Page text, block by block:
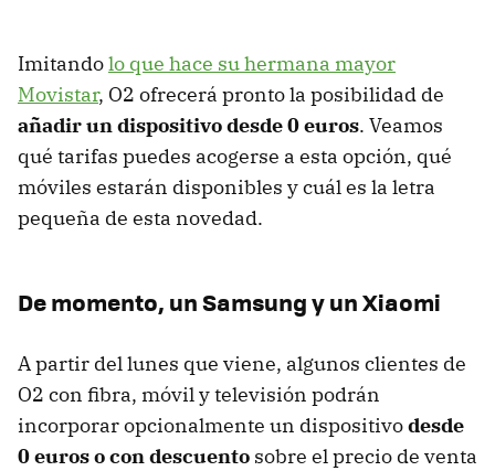
Imitandolo que hace su hermana mayor
Movistar, O2 ofrecerá pronto la posibilidad de
añadir un dispositivo desde 0 euros. Veamos
qué tarifas puedes acogerse a esta opción, qué
móviles estarán disponibles y cuál es la letra
pequeña de esta novedad.
De momento, un Samsung y un Xiaomi
A partir del lunes que viene, algunos clientes de
O2 con fibra, móvil y televisión podrán
incorporar opcionalmente un dispositivodesde
0 euros o con descuento sobre el precio de venta